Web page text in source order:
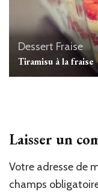
Dessert Fraise
Tiramisu à la fraise
Laisser un
Votre adresse de
champs